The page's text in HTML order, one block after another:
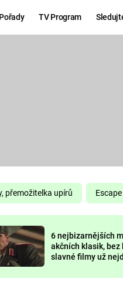
Pořady TV Program
DELIVERANCE
přemožitelka upírů Escape
6 nejbizarnějších
akčních klasik, bez
slavné filmy už